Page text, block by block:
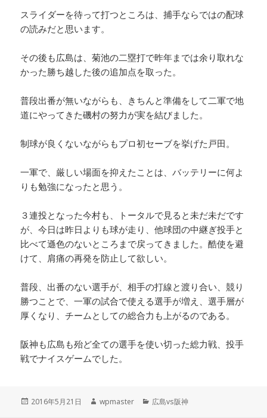
スライダーを待って打つところは、捕手ならではの配球
の読みだと思います。
その後も広島は、菊池の二塁打で昨年までは余り取れな
かった勝ち越した後の追加点を取った。
普段出番が無いながらも、きちんと準備をして二軍で地
道にやってきた磯村の努力が実を結びました。
制球が良くないながらもプロ初セーブを挙げた戸田。
一軍で、厳しい場面を抑えたことは、バッテリーに何よ
りも勉強になったと思う。
３連投となった今村も、トータルで見ると未だ未だです
が、今日は昨日よりも球が走り、他球団の中継ぎ投手と
比べて遜色のないところまで戻ってきました。酷使を避
けて、肩痛の再発を防止して欲しい。
普段、出番のない選手が、相手の打線と渡り合い、競り
勝つことで、一軍の試合で使える選手が増え、選手層が
厚くなり、チームとしての総合力も上がるのである。
阪神も広島も殆ど全ての選手を使い切った総力戦、投手
戦でナイスゲームでした。
投
2016年5月21日
作
wpmaster
カ
広島vs阪神